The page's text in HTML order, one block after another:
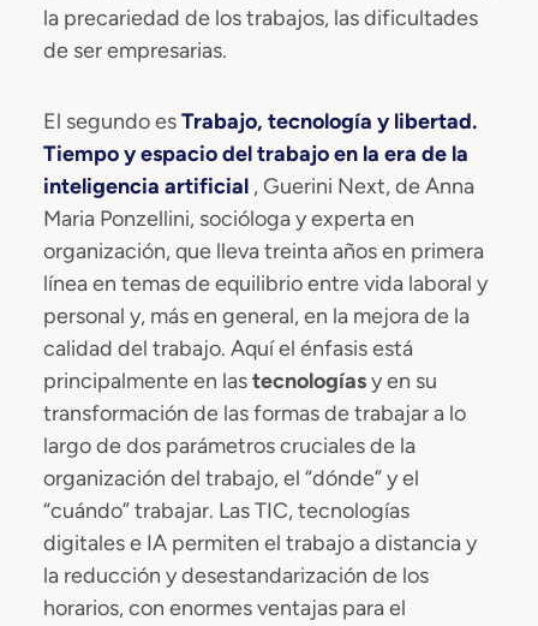
la precariedad de los trabajos, las dificultades
de ser empresarias.
El segundo esTrabajo, tecnología y libertad.
Tiempo y espacio del trabajo en la era de la
inteligencia artificial , Guerini Next, de Anna
Maria Ponzellini, socióloga y experta en
organización, que lleva treinta años en primera
línea en temas de equilibrio entre vida laboral y
personal y, más en general, en la mejora de la
calidad del trabajo. Aquí el énfasis está
principalmente en lastecnologíasy en su
transformación de las formas de trabajar a lo
largo de dos parámetros cruciales de la
organización del trabajo, el “dónde” y el
“cuándo” trabajar. Las TIC, tecnologías
digitales e IA permiten el trabajo a distancia y
la reducción y desestandarización de los
horarios, con enormes ventajas para el